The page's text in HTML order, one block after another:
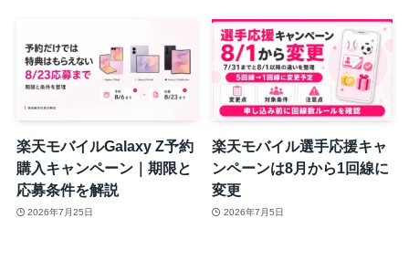
楽天モバイルGalaxy Z予約
購入キャンペーン｜期限と
応募条件を解説
2026年7月25日
楽天モバイル選手応援キャ
ンペーンは8月から1回線に
変更
2026年7月5日